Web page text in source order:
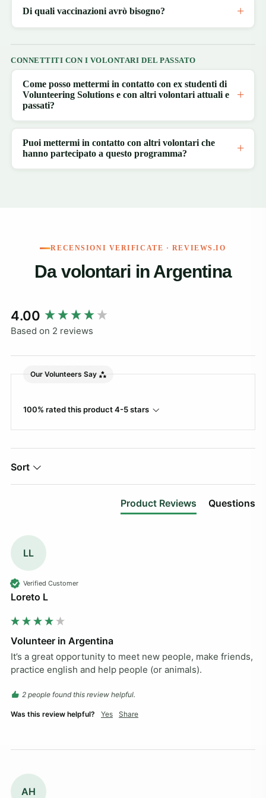
Di quali vaccinazioni avrò bisogno?
CONNETTITI CON I VOLONTARI DEL PASSATO
Come posso mettermi in contatto con ex studenti di
Volunteering Solutions e con altri volontari attuali e
passati?
Puoi mettermi in contatto con altri volontari che
hanno partecipato a questo programma?
RECENSIONI VERIFICATE · REVIEWS.IO
Da volontari in Argentina
4.00
Based on 2 reviews
Our Volunteers Say
100% rated this product 4-5 stars
Sort
Product Reviews Questions
LL
Verified Customer
Loreto L
Volunteer in Argentina
It’s a great opportunity to meet new people, make friends,
practice english and help people (or animals).
2 people found this review helpful.
Was this review helpful? Yes Share
AH
New content loaded